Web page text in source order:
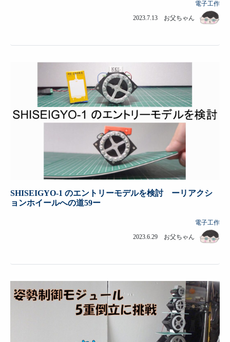
電子工作
2023.7.13 お父ちゃん
SHISEIGYO-1 のエントリーモデルを検討 ーリアクシ
ョンホイールへの道59ー
電子工作
2023.6.29 お父ちゃん